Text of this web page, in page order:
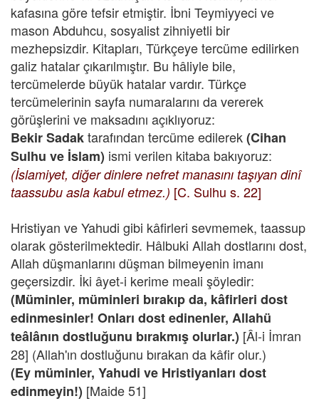
kafasına göre tefsir etmiştir. İbni Teymiyyeci ve
mason Abduhcu, sosyalist zihniyetli bir
mezhepsizdir. Kitapları, Türkçeye tercüme edilirken
galiz hatalar çıkarılmıştır. Bu hâliyle bile,
tercümelerde büyük hatalar vardır. Türkçe
tercümelerinin sayfa numaralarını da vererek
görüşlerini ve maksadını açıklıyoruz:
Bekir Sadaktarafından tercüme edilerek(Cihan
Sulhu ve İslam) ismi verilen kitaba bakıyoruz:
(İslamiyet, diğer dinlere nefret manasını taşıyan dinî
taassubu asla kabul etmez.) [C. Sulhu s. 22]
Hristiyan ve Yahudi gibi kâfirleri sevmemek, taassup
olarak gösterilmektedir. Hâlbuki Allah dostlarını dost,
Allah düşmanlarını düşman bilmeyenin imanı
geçersizdir. İki âyet-i kerime meali şöyledir:
(Müminler, müminleri bırakıp da, kâfirleri dost
edinmesinler! Onları dost edinenler, Allahü
teâlânın dostluğunu bırakmış olurlar.) [Âl-i İmran
28] (Allah'ın dostluğunu bırakan da kâfir olur.)
(Ey müminler, Yahudi ve Hristiyanları dost
edinmeyin!) [Maide 51]